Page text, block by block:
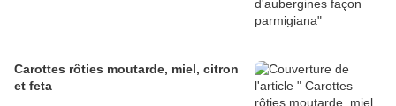
Carottes rôties moutarde, miel, citron
et feta